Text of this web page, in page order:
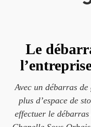
Le
Avec un débarras
plus d’espace de
effectuer le